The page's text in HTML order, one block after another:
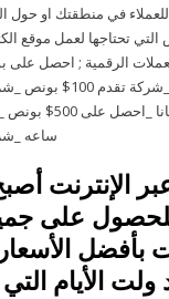
للعملاء في منطقتك او حول
التي تحتاجها لعمل موقع
الرقمية ; احصل
ساعه _شركة
الإنترنت
على
بأفضل
ولت الأيام